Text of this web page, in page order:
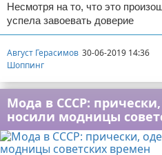
Несмотря на то, что это
успела завоевать доверие
Август Герасимов 30-06-2019 14:36
Шоппинг
Мода в СССР:
носили модницы